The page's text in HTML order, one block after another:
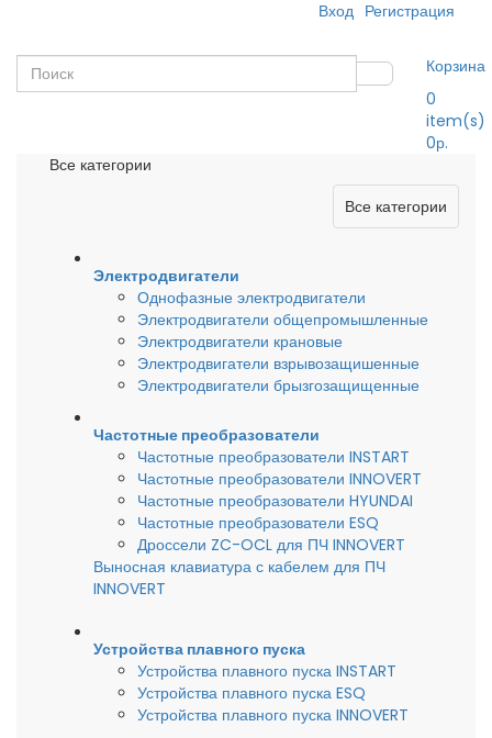
Вход Регистрация
Корзина
0
item(s)
0р.
Все категории
Все категории
Электродвигатели
Однофазные электродвигатели
Электродвигатели общепромышленные
Электродвигатели крановые
Электродвигатели взрывозащишенные
Электродвигатели брызгозащищенные
Частотные преобразователи
Частотные преобразователи INSTART
Частотные преобразователи INNOVERT
Частотные преобразователи HYUNDAI
Частотные преобразователи ESQ
Дроссели ZC-OCL для ПЧ INNOVERT
Выносная клавиатура с кабелем для ПЧ
INNOVERT
Устройства плавного пуска
Устройства плавного пуска INSTART
Устройства плавного пуска ESQ
Устройства плавного пуска INNOVERT